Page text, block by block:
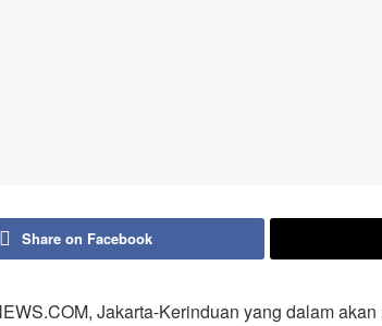
Share on Facebook
Jakarta-Kerinduan yang dalam